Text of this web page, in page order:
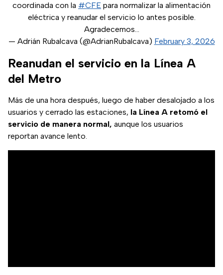
coordinada con la #CFE para normalizar la alimentación
eléctrica y reanudar el servicio lo antes posible.
Agradecemos…
— Adrián Rubalcava (@AdrianRubalcava) February 3, 2026
Reanudan el servicio en la Línea A
del Metro
Más de una hora después, luego de haber desalojado a los
usuarios y cerrado las estaciones, la Línea A retomó el
servicio de manera normal, aunque los usuarios
reportan avance lento.